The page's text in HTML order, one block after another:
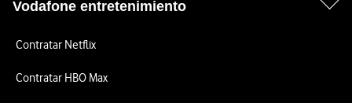
Vodafone entretenimiento
Contratar Netflix
Contratar HBO Max